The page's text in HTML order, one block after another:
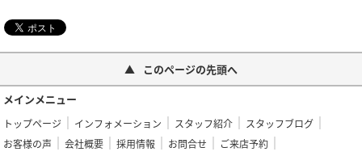
このページの先頭へ
メインメニュー
トップページ インフォメーション スタッフ紹介
スタッフブログ
お客様の声
会社概要 採用情報 お問合せ
ご来店予約